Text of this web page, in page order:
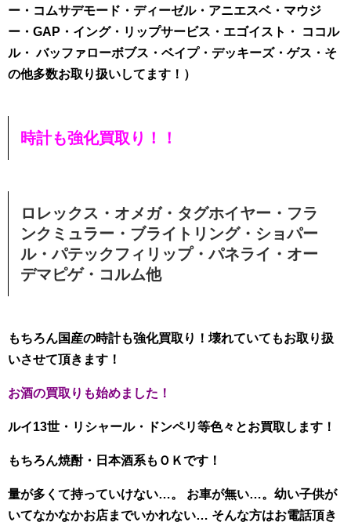
ー・コムサデモード・ディーゼル・アニエスベ・マウジ
ー・GAP・イング・リップサービス・エゴイスト・ ココル
ル・ バッファローボブス・ベイプ・デッキーズ・ゲス・そ
の他多数お取り扱いしてます！ ）
時計も強化買取り！！
ロレックス・オメガ・タグホイヤー・フラ
ンクミュラー・ブライトリング・ショパー
ル・パテックフィリップ・パネライ・オー
デマピゲ・コルム他
もちろん国産の時計も強化買取り！壊れていてもお取り扱
いさせて頂きます！
お酒の買取りも始めました！
ルイ13世・リシャール・ドンペリ等色々とお買取します！
もちろん焼酎・日本酒系もＯＫです！
量が多くて持っていけない…。 お車が無い…。幼い子供が
いてなかなかお店までいかれない… そんな方はお電話頂き